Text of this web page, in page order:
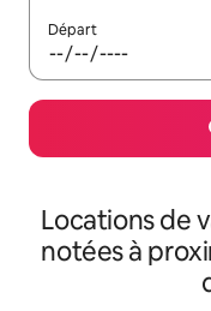
Départ
Locations de
notées à